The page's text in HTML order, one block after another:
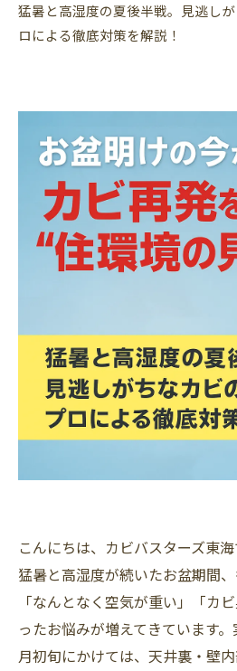
猛暑と高湿度の夏後半戦。見逃し
ロによる徹底対策を解説！
こんにちは、カビバスターズ東海
猛暑と高湿度が続いたお盆期間
「なんとなく空気が重い」「カ
ったお悩みが増えてきています
月初旬にかけては、天井裏・壁